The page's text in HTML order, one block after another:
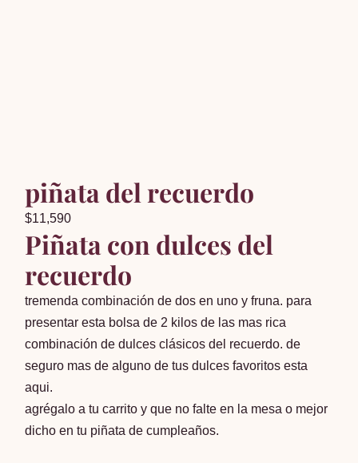
piñata del recuerdo
$11,590
Piñata con dulces del
recuerdo
tremenda combinación de dos en uno y fruna. para
presentar esta bolsa de 2 kilos de las mas rica
combinación de dulces clásicos del recuerdo. de
seguro mas de alguno de tus dulces favoritos esta
aqui.
agrégalo a tu carrito y que no falte en la mesa o mejor
dicho en tu piñata de cumpleaños.